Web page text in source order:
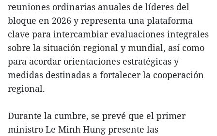
reuniones ordinarias anuales de líderes del
bloque en 2026 y representa una plataforma
clave para intercambiar evaluaciones integrales
sobre la situación regional y mundial, así como
para acordar orientaciones estratégicas y
medidas destinadas a fortalecer la cooperación
regional.
Durante la cumbre, se prevé que el primer
ministro Le Minh Hung presente las